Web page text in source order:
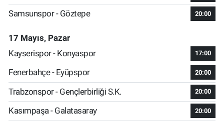
Samsunspor - Göztepe 20:00
17 Mayıs, Pazar
Kayserispor - Konyaspor
17:00
Fenerbahçe - Eyüpspor 20:00
Trabzonspor - Gençlerbirliği S.K. 20:00
Kasımpaşa - Galatasaray 20:00